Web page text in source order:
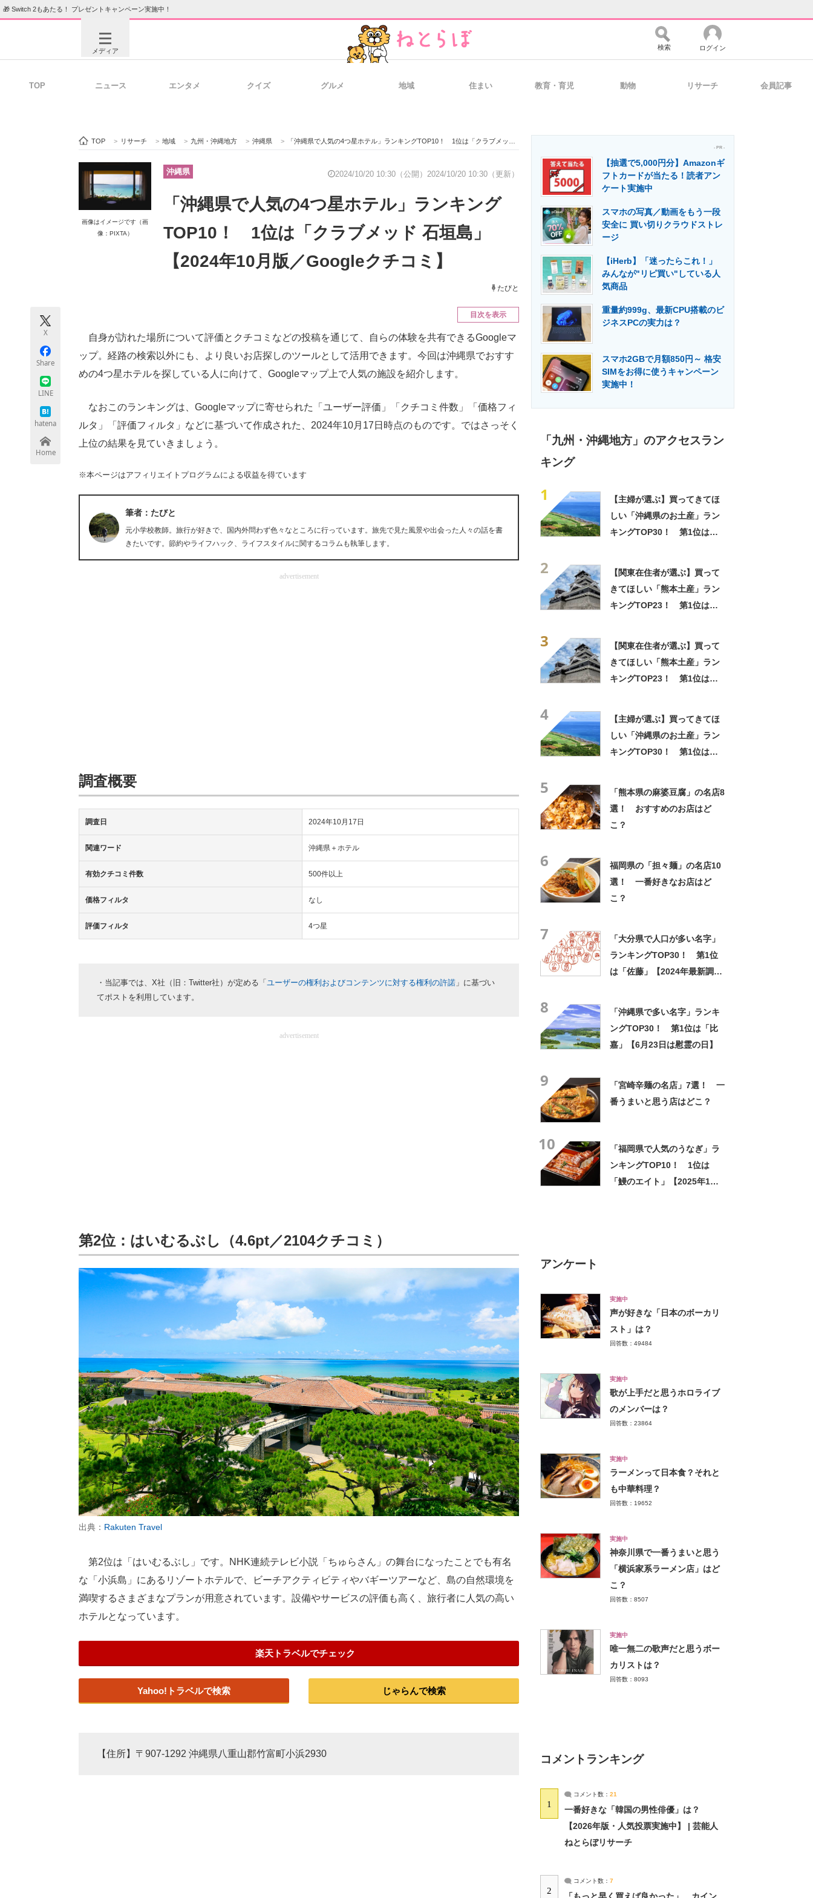
🎁 Switch 2もあたる！ プレゼントキャンペーン実施中！
メディア
ビジネスと働き方のヒント 経営リーダーのコミュニティ マーケ×ITの今がよく分かる
ITエンジニア向け専門サイト 製造業のIT導入・活用を支援
エネルギーの専門メディア 建設×テクノロジーの最前線
ちょっと気になるネットの話題
検索 ログイン
TOP ニュース エンタメ クイズ グルメ 地域 住まい 教育・育児 動物 リサーチ 会員記事
TOP > リサーチ > 地域 > 九州・沖縄地方 > 沖縄県 > 「沖縄県で人気の4つ星ホテル」ランキングTOP10！ 1位は「クラブメッド 石垣島」【2024年10月版／Googleクチコミ】
画像はイメージです（画
像：PIXTA）
沖縄県 2024/10/20 10:30（公開） 2024/10/20 10:30（更新）
「沖縄県で人気の4つ星ホテル」ランキング
TOP10！ 1位は「クラブメッド 石垣島」
【2024年10月版／Googleクチコミ】
たびと
X
Share
LINE
hatena
Home
目次を表示
自身が訪れた場所について評価とクチコミなどの投稿を通じて、自らの体験を共有できるGoogleマ
ップ。経路の検索以外にも、より良いお店探しのツールとして活用できます。今回は沖縄県でおすす
めの4つ星ホテルを探している人に向けて、Googleマップ上で人気の施設を紹介します。
なおこのランキングは、Googleマップに寄せられた「ユーザー評価」「クチコミ件数」「価格フィ
ルタ」「評価フィルタ」などに基づいて作成された、2024年10月17日時点のものです。ではさっそく
上位の結果を見ていきましょう。
※本ページはアフィリエイトプログラムによる収益を得ています
筆者：たびと
元小学校教師。旅行が好きで、国内外問わず色々なところに行っています。旅先で見た風景や出会った人々の話を書
きたいです。節約やライフハック、ライフスタイルに関するコラムも執筆します。
advertisement
調査概要
調査日 2024年10月17日
関連ワード 沖縄県＋ホテル
有効クチコミ件数 500件以上
価格フィルタ なし
評価フィルタ 4つ星
・当記事では、X社（旧：Twitter社）が定める「 ユーザーの権利およびコンテンツに対する権利の許諾 」に基づい
てポストを利用しています。
advertisement
第2位：はいむるぶし（4.6pt／2104クチコミ）
出典： Rakuten Travel
第2位は「はいむるぶし」です。NHK連続テレビ小説「ちゅらさん」の舞台になったことでも有名
な「小浜島」にあるリゾートホテルで、ビーチアクティビティやバギーツアーなど、島の自然環境を
満喫するさまざまなプランが用意されています。設備やサービスの評価も高く、旅行者に人気の高い
ホテルとなっています。
楽天トラベルでチェック
Yahoo!トラベルで検索 じゃらんで検索
【住所】〒907-1292 沖縄県八重山郡竹富町小浜2930
- PR -
【抽選で5,000円分】Amazonギ
フトカードが当たる！読者アン
ケート実施中
スマホの写真／動画をもう一段
安全に 買い切りクラウドストレ
ージ
【iHerb】「迷ったらこれ！」
みんなが"リピ買い"している人
気商品
重量約999g、最新CPU搭載のビ
ジネスPCの実力は？
スマホ2GBで月額850円～ 格安
SIMをお得に使うキャンペーン
実施中！
「九州・沖縄地方」のアクセスラン
キング
1
【主婦が選ぶ】買ってきてほ
しい「沖縄県のお土産」ラン
キングTOP30！ 第1位は
2
【関東在住者が選ぶ】買って
きてほしい「熊本土産」ラン
キングTOP23！ 第1位は
3
【関東在住者が選ぶ】買って
きてほしい「熊本土産」ラン
キングTOP23！ 第1位は
4
【主婦が選ぶ】買ってきてほ
しい「沖縄県のお土産」ラン
キングTOP30！ 第1位は
5
「熊本県の麻婆豆腐」の名店8
選！ おすすめのお店はど
こ？
6
福岡県の「担々麺」の名店10
選！ 一番好きなお店はど
こ？
7
「大分県で人口が多い名字」
ランキングTOP30！ 第1位
は「佐藤」【2024年最新調査
8
「沖縄県で多い名字」ランキ
ングTOP30！ 第1位は「比
嘉」【6月23日は慰霊の日】
9
「宮崎辛麺の名店」7選！ 一
番うまいと思う店はどこ？
10
「福岡県で人気のうなぎ」ラ
ンキングTOP10！ 1位は
「鰻のエイト」【2025年1月
アンケート
実施中
声が好きな「日本のボーカリ
スト」は？
回答数：49484
実施中
歌が上手だと思うホロライブ
のメンバーは？
回答数：23864
実施中
ラーメンって日本食？それと
も中華料理？
回答数：19652
実施中
神奈川県で一番うまいと思う
「横浜家系ラーメン店」はど
こ？
回答数：8507
実施中
唯一無二の歌声だと思うボー
カリストは？
回答数：8093
コメントランキング
1
コメント数： 21
一番好きな「韓国の男性俳優」は？
【2026年版・人気投票実施中】 | 芸能人
ねとらぼリサーチ
2
コメント数： 7